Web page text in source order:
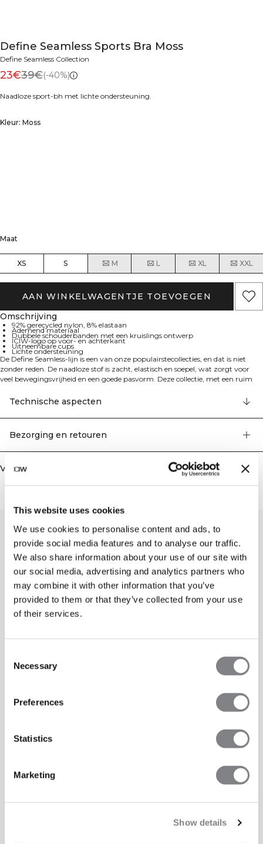
This website uses cookies
We use cookies to personalise content and ads, to
provide social media features and to analyse our traffic.
We also share information about your use of our site with
our social media, advertising and analytics partners who
may combine it with other information that you’ve
provided to them or that they’ve collected from your use
of their services.
Selection
Necessary
Preferences
Statistics
Marketing
Show details
Define Seamless Sports Bra Moss
Define Seamless Collection
23€39€(-40%)
Naadloze sport-bh met lichte ondersteuning.
Kleur: Moss
Maat
XS S M L XL XXL
AAN WINKELWAGENTJE TOEVOEGEN
Omschrijving
92% gerecycled nylon, 8% elastaan
Ademend materiaal
Dubbele schouderbanden met een kruislings ontwerp
ICIW-logo op voor- en achterkant
Uitneembare cups
Lichte ondersteuning
De Define Seamless-lijn is een van onze populairstecollecties, en dat is niet
zonder reden. De naadloze stof is zacht, elastisch en soepel, wat zorgt voor
veel bewegingsvrijheid en een goede pasvorm. Deze collectie, met een ruim
voor verschillende soorten work-outs.
Dankzij de brede elastische band aan de onderkant en het rekbare materiaal
blijft deze sport-bh perfect op zijn plaats. Stijlvolle details in de stof met ICIW-
over de rug lopen, creëren een stijlvolle look en bieden tegelijkertijd optimaal
92% gerecycled nylon, 8% elastaan
Technische aspecten
Bezorging en retouren
Vergelijkbare producten